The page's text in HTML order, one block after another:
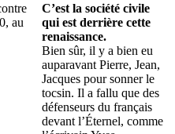
C’est la société civile
qui est derrière cette
renaissance.
Bien sûr, il y a bien eu
auparavant Pierre, Jean,
Jacques pour sonner le
tocsin. Il a fallu que des
défenseurs du français
devant l’Éternel, comme